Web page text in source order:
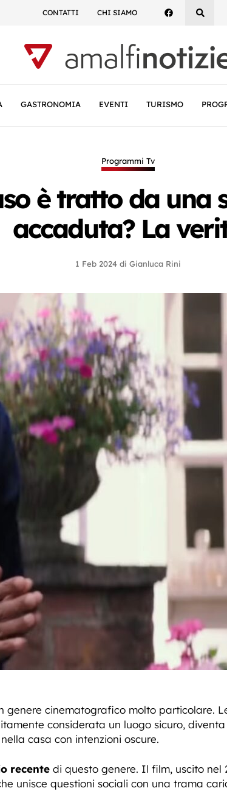
CONTATTI CHI SIAMO
GASTRONOMIA EVENTI TURISMO
Programmi Tv
è tratto da una
accaduta? La
1 Feb 2024 di Gianluca Rini
genere cinematografico molto particolare.
considerata un luogo sicuro,
casa con intenzioni oscure.
recente di questo genere. Il film, uscito nel
unisce questioni sociali con una trama